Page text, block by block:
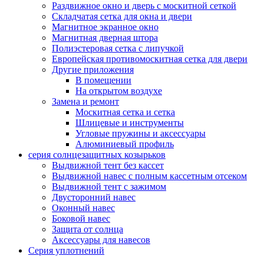
Раздвижное окно и дверь с москитной сеткой
Складчатая сетка для окна и двери
Магнитное экранное окно
Магнитная дверная штора
Полиэстеровая сетка с липучкой
Европейская противомоскитная сетка для двери
Другие приложения
В помещении
На открытом воздухе
Замена и ремонт
Москитная сетка и сетка
Шлицевые и инструменты
Угловые пружины и аксессуары
Алюминиевый профиль
серия солнцезащитных козырьков
Выдвижной тент без кассет
Выдвижной навес с полным кассетным отсеком
Выдвижной тент с зажимом
Двусторонний навес
Оконный навес
Боковой навес
Защита от солнца
Аксессуары для навесов
Серия уплотнений